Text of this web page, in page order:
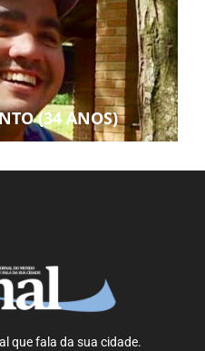
(34 ANOS)
que fala da sua cidade.